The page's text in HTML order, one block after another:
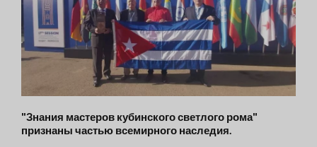
"Знания мастеров кубинского светлого рома"
признаны частью всемирного наследия.